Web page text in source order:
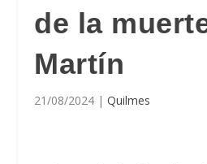
de la
Martín
21/08/2024 |Quilmes